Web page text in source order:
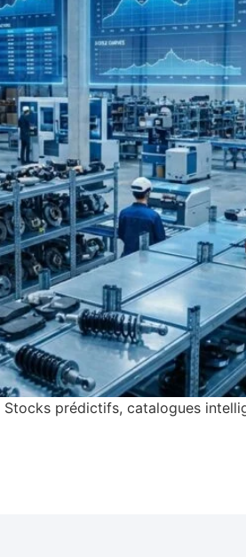
prédictifs, catalogues